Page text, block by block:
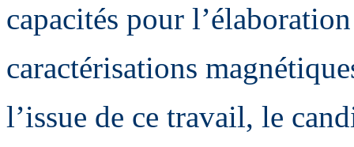
capacités pour
caractérisations
l’issue de ce travail, le